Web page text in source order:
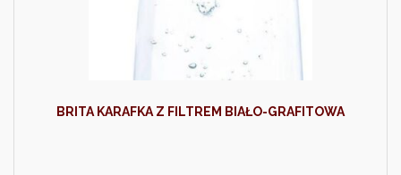
BRITA KARAFKA Z FILTREM BIAŁO-GRAFITOWA